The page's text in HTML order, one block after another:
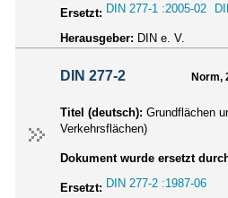
Ersetzt: DIN 277-1 :2005-02
Herausgeber: DIN e. V.
DIN 277-2 Norm,
Titel (deutsch): Grundflächen
Verkehrsflächen)
Dokument wurde ersetzt
Ersetzt: DIN 277-2 :1987-06